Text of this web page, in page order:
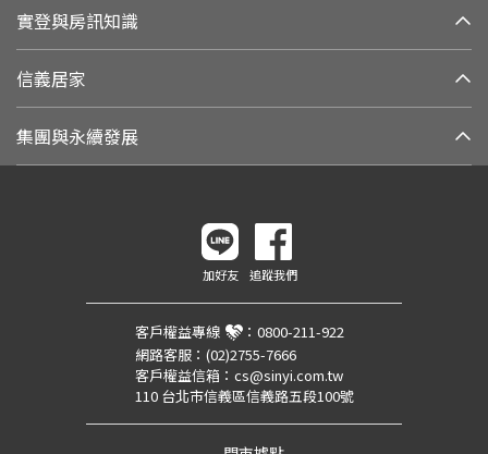
實登與房訊知識
信義居家
集團與永續發展
加好友 追蹤我們
客戶權益專線 ： 0800-211-922
網路客服： (02)2755-7666
客戶權益信箱： cs@sinyi.com.tw
110 台北市信義區信義路五段100號